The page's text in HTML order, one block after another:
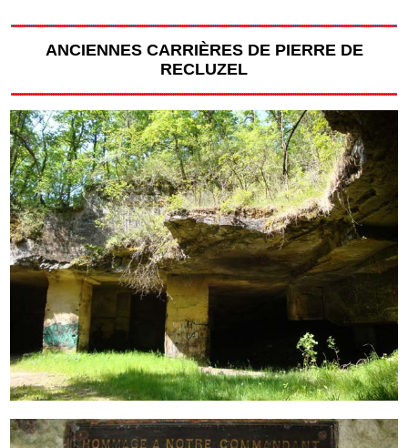
ANCIENNES CARRIÈRES DE PIERRE DE
RECLUZEL